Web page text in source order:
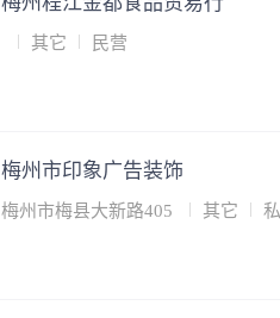
其它 民营
梅州市印象广告装饰
梅州市梅县大新路405 其它